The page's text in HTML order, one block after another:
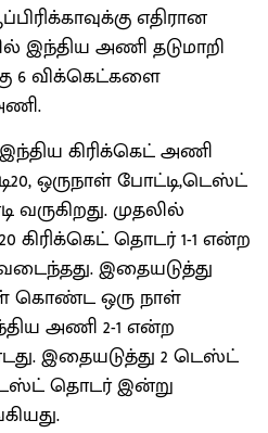
எதிரான
இந்திய அணி தடுமாறி
6 விக்கெட்களை
கிரிக்கெட் அணி
ஒருநாள் போட்டி,டெஸ்ட்
முதலில்
கிரிக்கெட் தொடர் 1-1 என்ற
இதையடுத்து
கொண்ட ஒரு நாள்
அணி 2-1 என்ற
இதையடுத்து 2 டெஸ்ட்
தொடர் இன்று